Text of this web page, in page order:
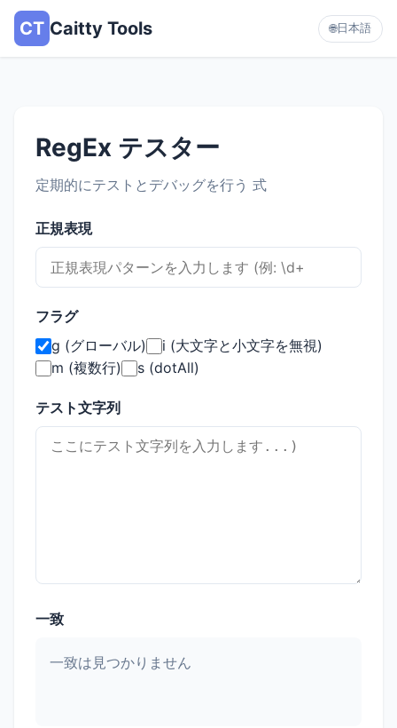
CT Caitty Tools 🌐日本語
RegEx テスター
定期的にテストとデバッグを行う 式
正規表現
フラグ
g (グローバル)
i (大文字と小文字を無視)
m (複数行)
s (dotAll)
テスト文字列
一致
一致は見つかりません